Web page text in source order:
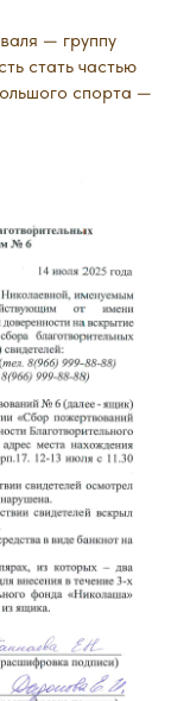
— группу
стать частью
спорта —